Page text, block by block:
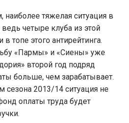
тяжелая ситуация в
четыре клуба из этой
топе этого антирейтинга.
«Пармы» и «Сиены» уже
второй год подряд
больше, чем зарабатывает.
сезона 2013/14 ситуация не
оплаты труда будет